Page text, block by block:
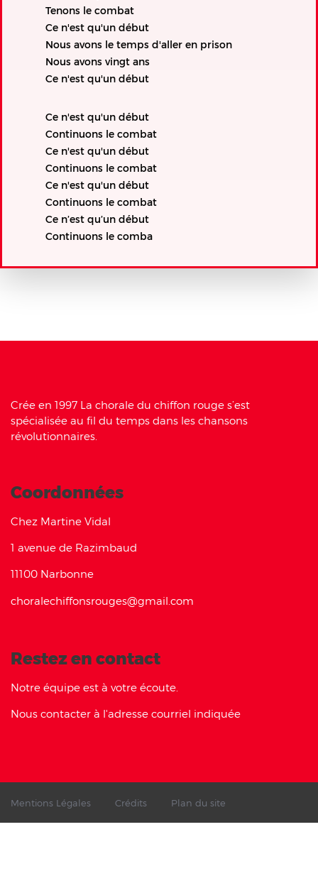
Tenons le combat
Ce n'est qu'un début
Nous avons le temps d'aller en prison
Nous avons vingt ans
Ce n'est qu'un début
Ce n'est qu'un début
Continuons le combat
Ce n'est qu'un début
Continuons le combat
Ce n'est qu'un début
Continuons le combat
Ce n’est qu’un début
Continuons le comba
Crée en 1997 La chorale du chiffon rouge s’est
spécialisée au fil du temps dans les chansons
révolutionnaires.
Coordonnées
Chez Martine Vidal
1 avenue de Razimbaud
11100 Narbonne
choralechiffonsrouges@gmail.com
Restez en contact
Notre équipe est à votre écoute.
Nous contacter à l'adresse courriel indiquée
Mentions Légales Crédits Plan du site